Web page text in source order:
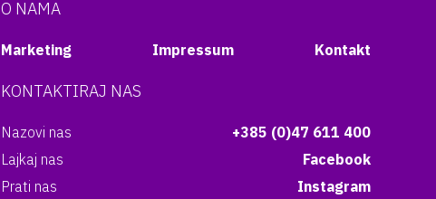
O NAMA
Marketing Impressum Kontakt
KONTAKTIRAJ NAS
Nazovi nas
+385 (0)47 611 400
Lajkaj nas
Facebook
Prati nas
Instagram